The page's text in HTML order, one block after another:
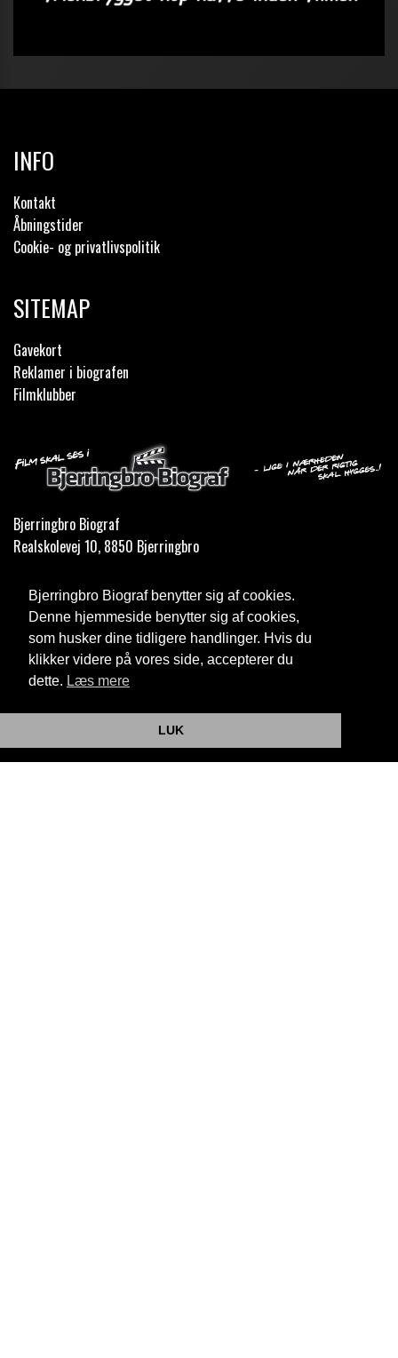
Bjerringbro Biograf benytter sig af cookies.
Denne hjemmeside benytter sig af cookies,
som husker dine tidligere handlinger. Hvis du
klikker videre på vores side, accepterer du
dette. Læs mere
LUK
INFO
Kontakt
Åbningstider
Cookie- og privatlivspolitik
SITEMAP
Gavekort
Reklamer i biografen
Filmklubber
Bjerringbro Biograf
Realskolevej 10, 8850 Bjerringbro
Telefon:35 11 59 59
Email: info@bjerringbrobiograf.dk
Cookie- og privatlivspolitik